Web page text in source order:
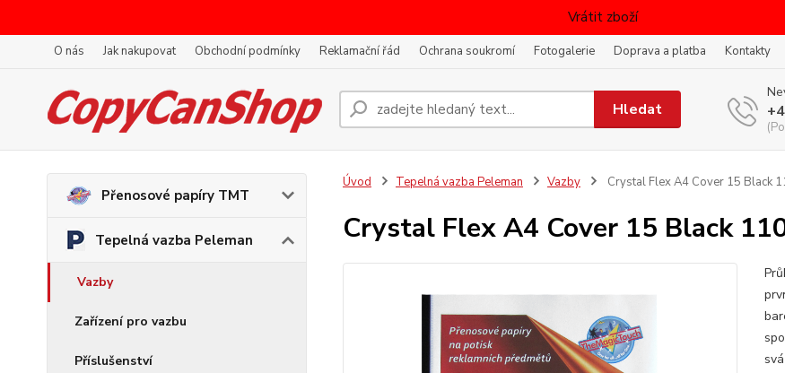
Vrátit zboží
O nás Jak nakupovat Obchodní podmínky Reklamační řád Ochrana soukromí Fotogalerie Doprava a platba Kontakty
Hledat
Přenosové papíry TMT
Tepelná vazba Peleman
Vazby
Zařízení pro vazbu
Příslušenství
Úvod Tepelná vazba Peleman Vazby Crystal Flex A4 Cover 15 Black
Crystal Flex A4 Cover 15 Black